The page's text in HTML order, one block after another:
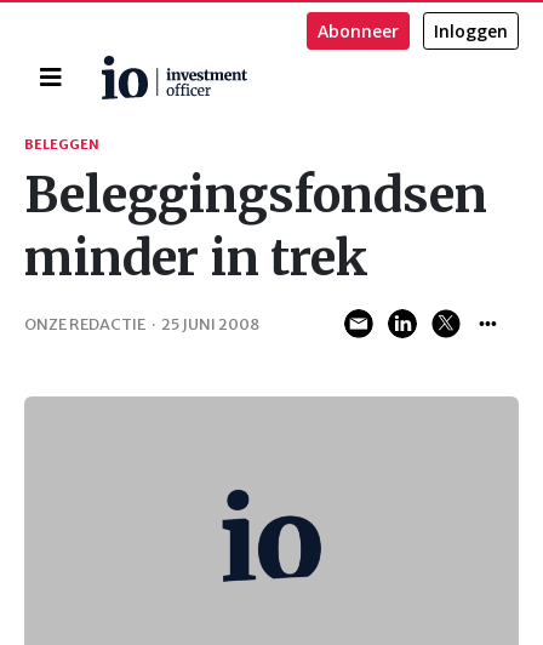
Home
Abonneer Inloggen
Zoeken
BELEGGEN
Beleggingsfondsen
minder in trek
ONZE REDACTIE · 25 JUNI 2008